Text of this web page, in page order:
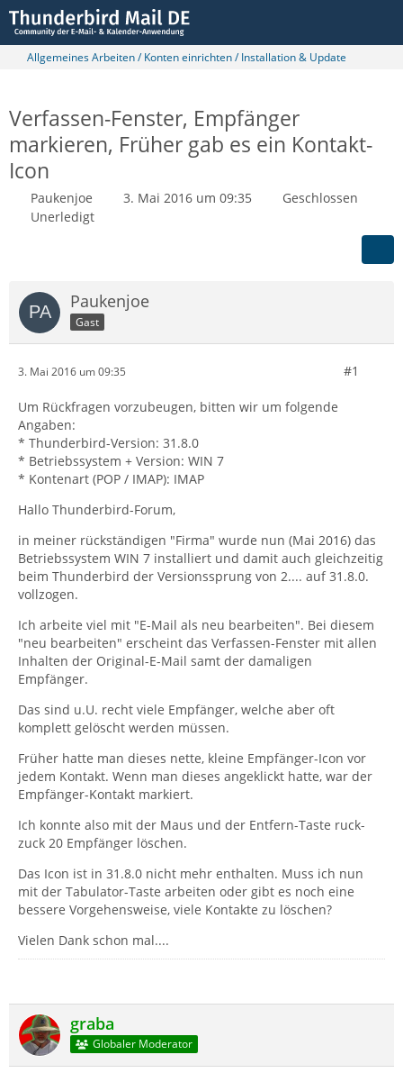
Allgemeines Arbeiten / Konten einrichten / Installation & Update
Verfassen-Fenster, Empfänger
markieren, Früher gab es ein Kontakt-
Icon
Paukenjoe 3. Mai 2016 um 09:35
Geschlossen
Unerledigt
Paukenjoe
Gast
3. Mai 2016 um 09:35 #1
Um Rückfragen vorzubeugen, bitten wir um folgende
Angaben:
* Thunderbird-Version: 31.8.0
* Betriebssystem + Version: WIN 7
* Kontenart (POP / IMAP): IMAP
Hallo Thunderbird-Forum,
in meiner rückständigen "Firma" wurde nun (Mai 2016) das
Betriebssystem WIN 7 installiert und damit auch gleichzeitig
beim Thunderbird der Versionssprung von 2.... auf 31.8.0.
vollzogen.
Ich arbeite viel mit "E-Mail als neu bearbeiten". Bei diesem
"neu bearbeiten" erscheint das Verfassen-Fenster mit allen
Inhalten der Original-E-Mail samt der damaligen
Empfänger.
Das sind u.U. recht viele Empfänger, welche aber oft
komplett gelöscht werden müssen.
Früher hatte man dieses nette, kleine Empfänger-Icon vor
jedem Kontakt. Wenn man dieses angeklickt hatte, war der
Empfänger-Kontakt markiert.
Ich konnte also mit der Maus und der Entfern-Taste ruck-
zuck 20 Empfänger löschen.
Das Icon ist in 31.8.0 nicht mehr enthalten. Muss ich nun
mit der Tabulator-Taste arbeiten oder gibt es noch eine
bessere Vorgehensweise, viele Kontakte zu löschen?
Vielen Dank schon mal....
graba
Globaler Moderator